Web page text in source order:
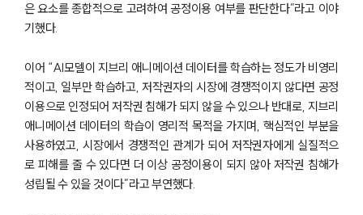
형사전문변호사
소식/자료
언론보도
공지사항
법률 블로그
은 요소를 종합적으로 고려하여 공정이용 여부를 판단한다”라고 이야
기했다.
이어 “AI모델이 지브리 애니메이션 데이터를 학습하는 정도가 비영리
적이고, 일부만 학습하고, 저작권자의 시장에 경쟁적이지 않다면 공정
이용으로 인정되어 저작권 침해가 되지 않을 수 있으나 반대로, 지브리
애니메이션 데이터의 학습이 영리적 목적을 가지며, 핵심적인 부분을
사용하였고, 시장에서 경쟁적인 관계가 되어 저작권자에게 실질적으
로 피해를 줄 수 있다면 더 이상 공정이용이 되지 않아 저작권 침해가
성립될 수 있을 것이다”라고 부연했다.